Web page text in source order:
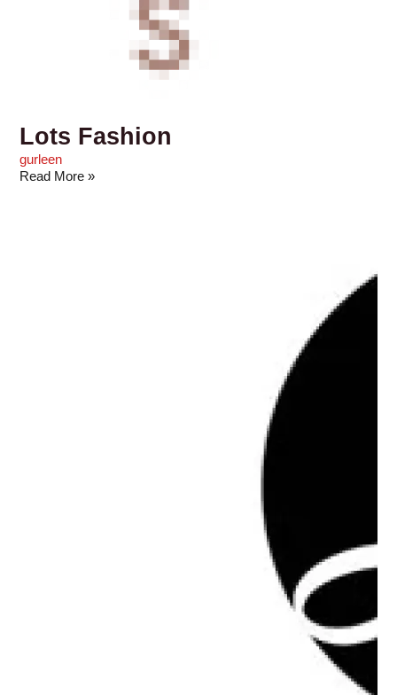
Lots Fashion
gurleen
Read More »